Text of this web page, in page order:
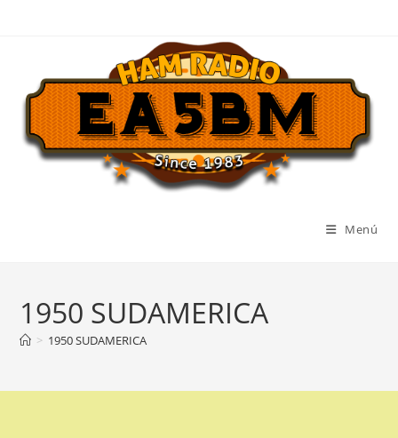
Menú
1950 SUDAMERICA
> 1950 SUDAMERICA